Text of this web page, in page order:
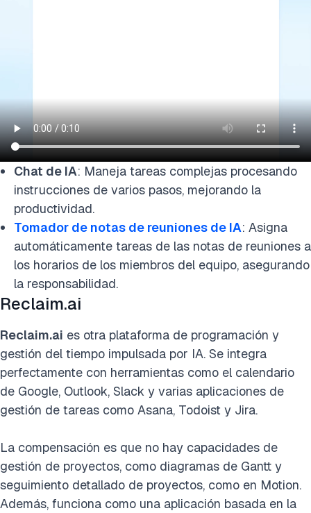
Chat de IA: Maneja tareas complejas procesando
instrucciones de varios pasos, mejorando la
productividad.
Tomador de notas de reuniones de IA: Asigna
automáticamente tareas de las notas de reuniones a
los horarios de los miembros del equipo, asegurando
la responsabilidad.
Reclaim.ai
Reclaim.ai es otra plataforma de programación y
gestión del tiempo impulsada por IA. Se integra
perfectamente con herramientas como el calendario
de Google, Outlook, Slack y varias aplicaciones de
gestión de tareas como Asana, Todoist y Jira.
La compensación es que no hay capacidades de
gestión de proyectos, como diagramas de Gantt y
seguimiento detallado de proyectos, como en Motion.
Además, funciona como una aplicación basada en la